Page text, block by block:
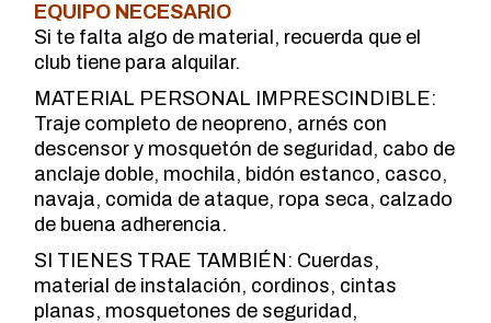
EQUIPO NECESARIO
Si te falta algo de material, recuerda que el
club tiene para alquilar.
MATERIAL PERSONAL IMPRESCINDIBLE:
Traje completo de neopreno, arnés con
descensor y mosquetón de seguridad, cabo de
anclaje doble, mochila, bidón estanco, casco,
navaja, comida de ataque, ropa seca, calzado
de buena adherencia.
SI TIENES TRAE TAMBIÉN: Cuerdas,
material de instalación, cordinos, cintas
planas, mosquetones de seguridad,